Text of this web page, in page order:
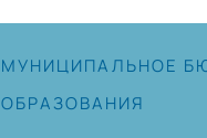
МУНИЦИПАЛЬНОЕ
ОБРАЗОВАНИЯ